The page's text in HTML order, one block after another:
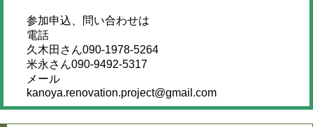
参加申込、問い合わせは
電話
久木田さん090-1978-5264
米永さん090-9492-5317
メール
kanoya.renovation.project@gmail.com